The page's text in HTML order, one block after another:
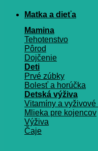
Matka a dieťa
Mamina
Tehotenstvo
Pôrod
Dojčenie
Deti
Prvé zúbky
Bolesť a horúčka
Detská výživa
Vitamíny a
Mlieka pre kojencov
Výživa
Čaje